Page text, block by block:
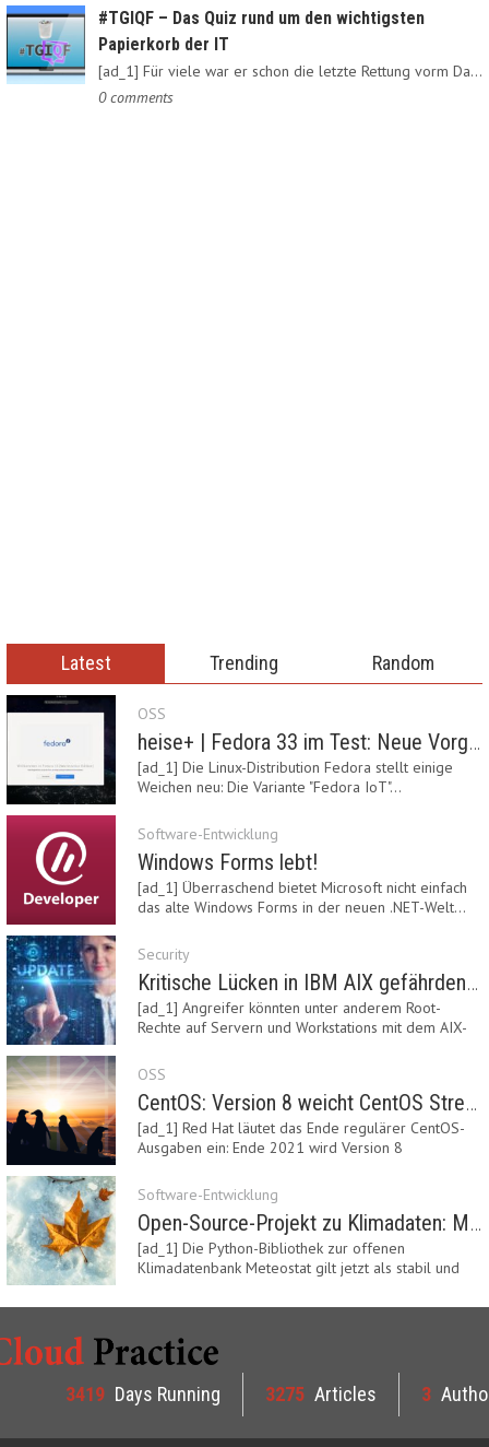
#TGIQF – Das Quiz rund um den wichtigsten
Papierkorb der IT
[ad_1] Für viele war er schon die letzte Rettung vorm Daten-Nirvana:…
0 comments
Latest Trending Random
OSS
heise+ | Fedora 33 im Test: Neue Vorgaben mit Btrfs, Systemd-Resolved und zRAM
[ad_1] Die Linux-Distribution Fedora stellt einige
Weichen neu: Die Variante "Fedora IoT"…
Software-Entwicklung
Windows Forms lebt!
[ad_1] Überraschend bietet Microsoft nicht einfach
das alte Windows Forms in der neuen .NET-Welt…
Security
Kritische Lücken in IBM AIX gefährden Server
[ad_1] Angreifer könnten unter anderem Root-
Rechte auf Servern und Workstations mit dem AIX-
OSS
CentOS: Version 8 weicht CentOS Stream
[ad_1] Red Hat läutet das Ende regulärer CentOS-
Ausgaben ein: Ende 2021 wird Version 8
Software-Entwicklung
Open-Source-Projekt zu Klimadaten: Meteostat Python Library 1.0 erschienen
[ad_1] Die Python-Bibliothek zur offenen
Klimadatenbank Meteostat gilt jetzt als stabil und
3419 Days Running 3275 Articles 3